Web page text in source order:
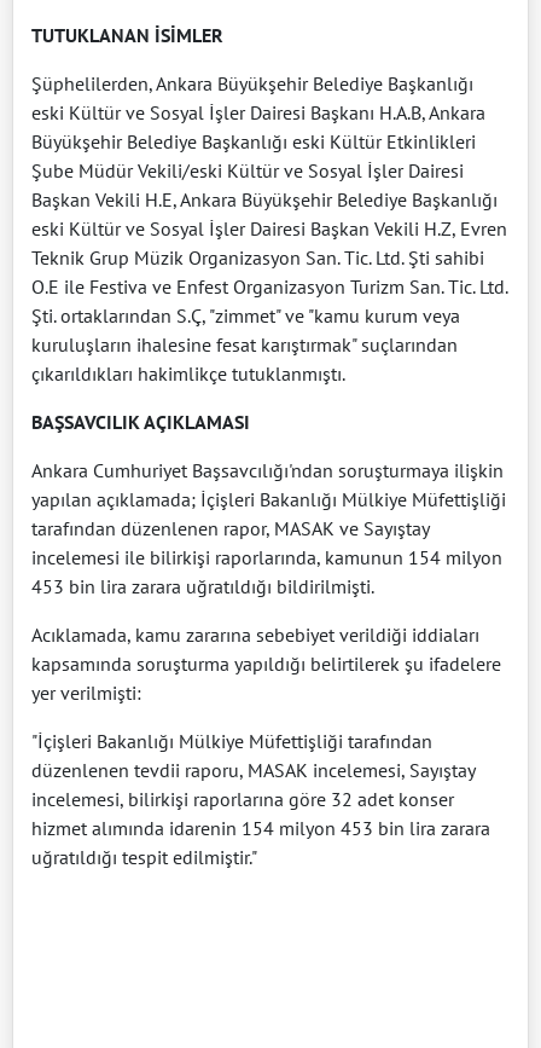
TUTUKLANAN İSİMLER
Şüphelilerden, Ankara Büyükşehir Belediye Başkanlığı
eski Kültür ve Sosyal İşler Dairesi Başkanı H.A.B, Ankara
Büyükşehir Belediye Başkanlığı eski Kültür Etkinlikleri
Şube Müdür Vekili/eski Kültür ve Sosyal İşler Dairesi
Başkan Vekili H.E, Ankara Büyükşehir Belediye Başkanlığı
eski Kültür ve Sosyal İşler Dairesi Başkan Vekili H.Z, Evren
Teknik Grup Müzik Organizasyon San. Tic. Ltd. Şti sahibi
O.E ile Festiva ve Enfest Organizasyon Turizm San. Tic. Ltd.
Şti. ortaklarından S.Ç, "zimmet" ve "kamu kurum veya
kuruluşların ihalesine fesat karıştırmak" suçlarından
çıkarıldıkları hakimlikçe tutuklanmıştı.
BAŞSAVCILIK AÇIKLAMASI
Ankara Cumhuriyet Başsavcılığı'ndan soruşturmaya ilişkin
yapılan açıklamada; İçişleri Bakanlığı Mülkiye Müfettişliği
tarafından düzenlenen rapor, MASAK ve Sayıştay
incelemesi ile bilirkişi raporlarında, kamunun 154 milyon
453 bin lira zarara uğratıldığı bildirilmişti.
Acıklamada, kamu zararına sebebiyet verildiği iddiaları
kapsamında soruşturma yapıldığı belirtilerek şu ifadelere
yer verilmişti:
"İçişleri Bakanlığı Mülkiye Müfettişliği tarafından
düzenlenen tevdii raporu, MASAK incelemesi, Sayıştay
incelemesi, bilirkişi raporlarına göre 32 adet konser
hizmet alımında idarenin 154 milyon 453 bin lira zarara
uğratıldığı tespit edilmiştir."